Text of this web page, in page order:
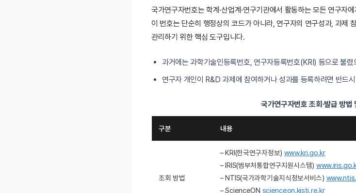
국가연구자번호는 학계·산업계·연구기관에서 활동하는 모든 연구자
이 번호는 단순히 행정상의 코드가 아니라, 연구자의 연구성과, 과제
관리하기 위한 핵심 도구입니다.
과거에는 과학기술인등록번호, 연구자등록번호(KRI) 등으로 불렸
연구자 개인이 R&D 과제에 참여하거나 성과를 등록하려면 반드
국가연구자번호 조회·발급 방법
구분 내용
조회 방법
– KRI(한국연구자정보) www.kri.go.kr
– IRIS(범부처통합연구지원시스템)
– NTIS(국가과학기술지식정보서비스)
– ScienceON scienceon.kisti.re.kr